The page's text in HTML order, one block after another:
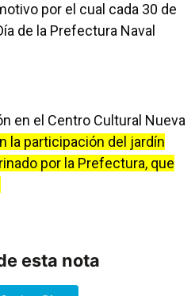
por el cual cada 30 de
de la Prefectura Naval
en el Centro Cultural Nueva
la participación del jardín
por la Prefectura, que
esta nota